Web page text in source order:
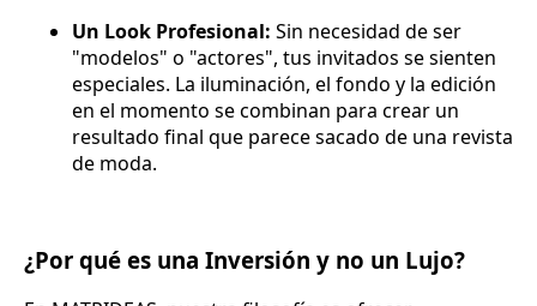
Un Look Profesional: Sin necesidad de ser
"modelos" o "actores", tus invitados se sienten
especiales. La iluminación, el fondo y la edición
en el momento se combinan para crear un
resultado final que parece sacado de una revista
de moda.
¿Por qué es una Inversión y no un Lujo?